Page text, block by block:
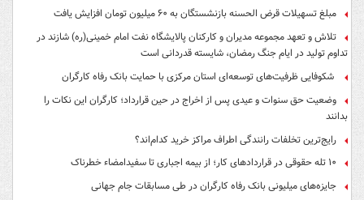
مبلغ تسهیلات قرض الحسنه بازنشستگان به ۶۰ میلیون تومان افزایش یافت
تلاش و تعهد مجموعه مدیران و کارکنان پالایشگاه نفت امام خمینی(ره) شازند در
تداوم تولید در ایام جنگ رمضان، شایسته قدردانی است
شکوفایی ظرفیت‌های توسعه‌ای استان مرکزی با حمایت بانک رفاه کارگران
وضعیت حق سنوات و عیدی پس از اخراج در حین قرارداد؛ کارگران این نکات را
بدانند
رایج‌ترین تخلفات رانندگی اطراف مراکز خرید کدام‌اند؟
۱۰ تله حقوقی در قراردادهای کار؛ از بیمه اجباری تا سفیدامضاء خطرناک
جایزه‌های میلیونی بانک رفاه کارگران در طی مسابقات جام جهانی